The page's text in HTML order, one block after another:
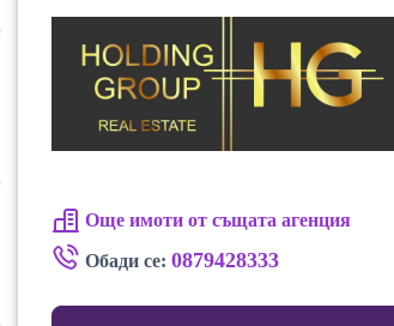
Още имоти от същата агенция
Обади се: 0879428333